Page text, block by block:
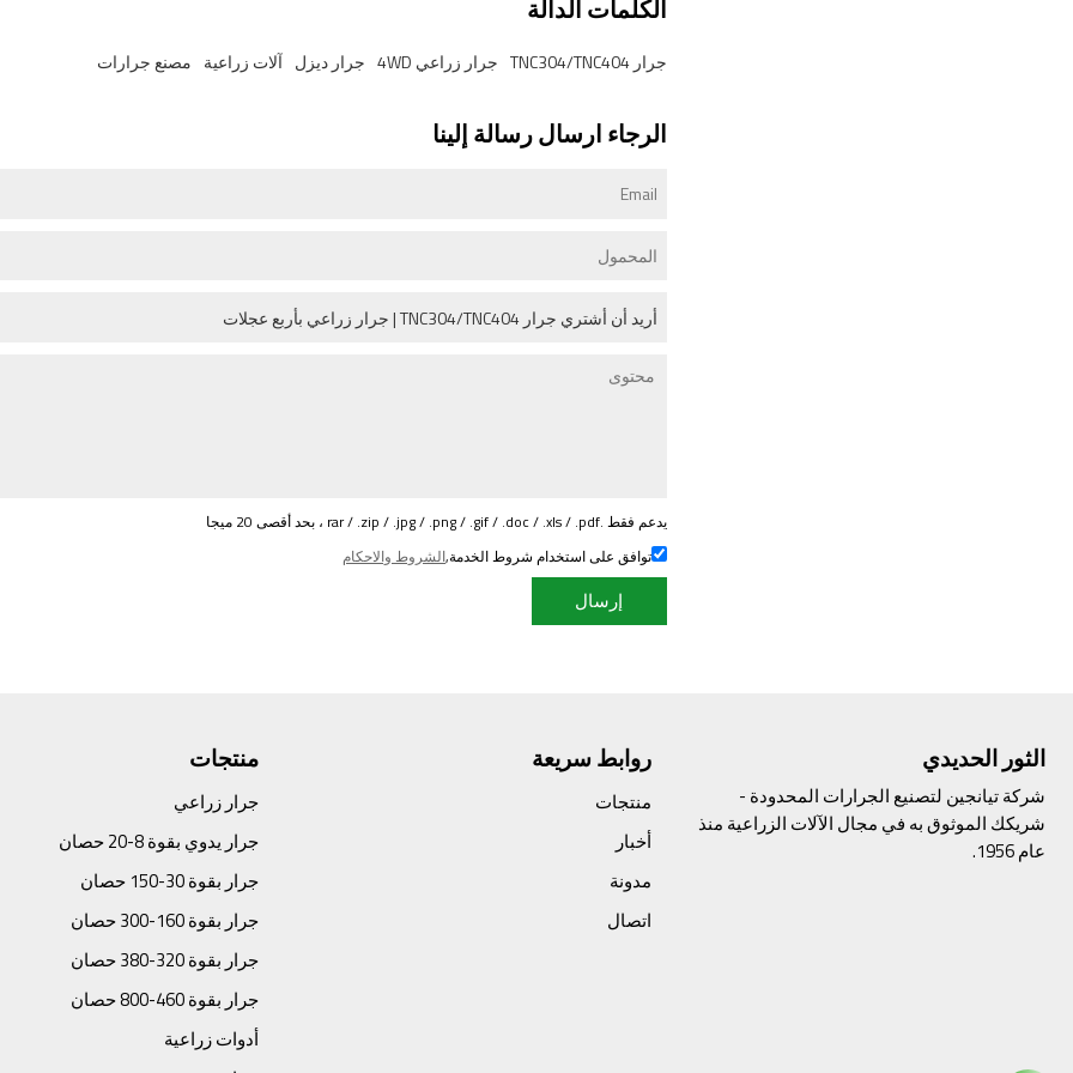
الكلمات الدالة
جرار TNC304/TNC404 جرار زراعي 4WD جرار ديزل آلات زراعية مصنع جرارات
الرجاء ارسال رسالة إلينا
يدعم فقط .rar / .zip / .jpg / .png / .gif / .doc / .xls / .pdf ، بحد أقصى 20 ميجا
توافق على استخدام شروط الخدمة,الشروط والاحكام
إرسال
الثور الحديدي
شركة تيانجين لتصنيع الجرارات المحدودة -
شريكك الموثوق به في مجال الآلات الزراعية منذ
عام 1956.
روابط سريعة
منتجات
أخبار
مدونة
اتصال
منتجات
جرار زراعي
جرار يدوي بقوة 8-20 حصان
جرار بقوة 30-150 حصان
جرار بقوة 160-300 حصان
جرار بقوة 320-380 حصان
جرار بقوة 460-800 حصان
أدوات زراعية